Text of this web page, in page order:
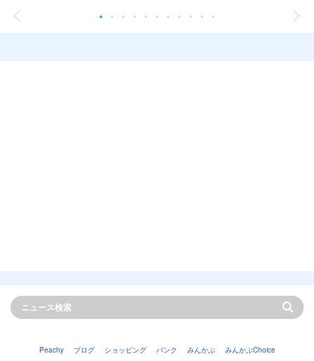
Peachy ブログ ショッピング バンク みんかぶ みんかぶChoice